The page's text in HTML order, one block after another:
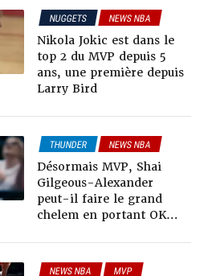
NUGGETS
NEWS NBA
MVP
Nikola Jokic est dans le
top 2 du MVP depuis 5
ans, une première depuis
Larry Bird
THUNDER
NEWS NBA
MVP
Désormais MVP, Shai
Gilgeous-Alexander
peut-il faire le grand
chelem en portant OKC
NEWS NBA MVP